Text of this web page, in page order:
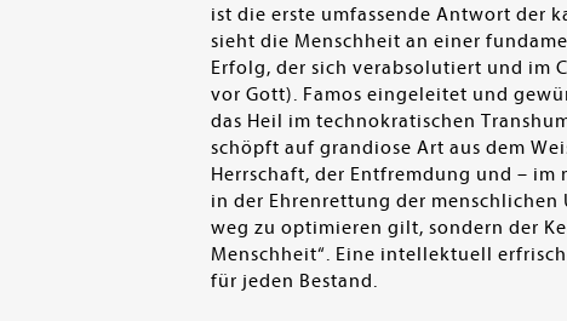
ist die erste umfassende Antwort der
sieht die Menschheit an einer
Erfolg, der sich verabsolutiert und im
vor Gott). Famos eingeleitet und
das Heil im technokratischen
schöpft auf grandiose Art aus dem
Herrschaft, der Entfremdung und –
in der Ehrenrettung der
weg zu optimieren gilt, sondern der
Menschheit“. Eine intellektuell
für jeden Bestand.